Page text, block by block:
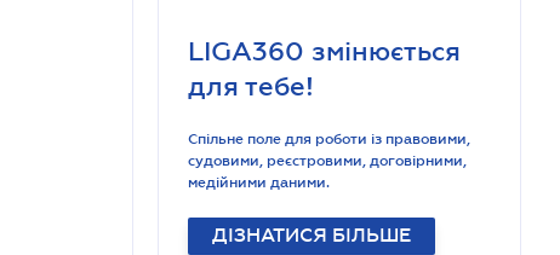
LIGA360 змінюється
для тебе!
Спільне поле для роботи із правовими,
судовими, реєстровими, договірними,
медійними даними.
ДІЗНАТИСЯ БІЛЬШЕ